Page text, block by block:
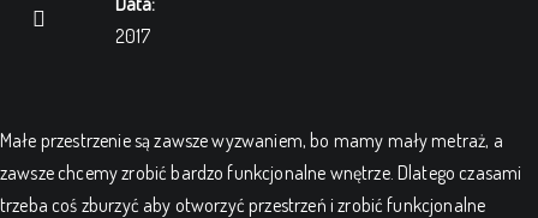
2017
Małe przestrzenie są zawsze wyzwaniem, bo mamy mały metraż, a
zawsze chcemy zrobić bardzo funkcjonalne wnętrze. Dlatego czasami
trzeba coś zburzyć aby otworzyć przestrzeń i zrobić funkcjonalne